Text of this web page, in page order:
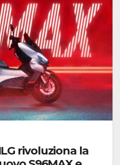
rivoluziona la